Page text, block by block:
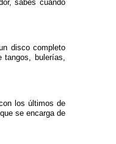
sabes cuando
disco completo
tangos, bulerías,
los últimos de
se encarga de